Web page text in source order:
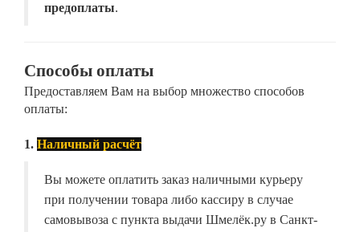
предоплаты.
Способы оплаты
Предоставляем Вам на выбор множество способов
оплаты:
1. Наличный расчёт
Вы можете оплатить заказ наличными курьеру
при получении товара либо кассиру в случае
самовывоза с пункта выдачи Шмелёк.ру в Санкт-